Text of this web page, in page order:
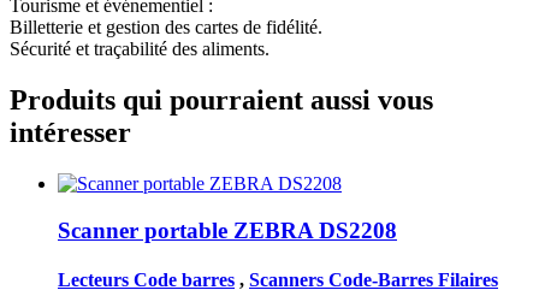
Tourisme et événementiel :
Billetterie et gestion des cartes de fidélité.
Sécurité et traçabilité des aliments.
Produits qui pourraient aussi vous
intéresser
Scanner portable ZEBRA DS2208
Lecteurs Code barres , Scanners Code-Barres Filaires